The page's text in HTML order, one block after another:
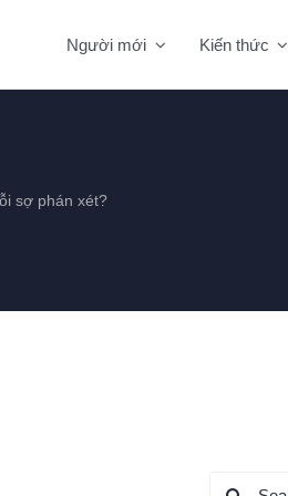
Người mới Kiến thức
sợ phán xét?
Search